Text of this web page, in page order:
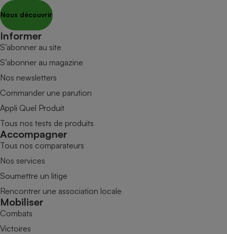
Nous découvrir
Informer
S’abonner au site
S’abonner au magazine
Nos newsletters
Commander une parution
Appli Quel Produit
Tous nos tests de produits
Accompagner
Tous nos comparateurs
Nos services
Soumettre un litige
Rencontrer une association locale
Mobiliser
Combats
Victoires